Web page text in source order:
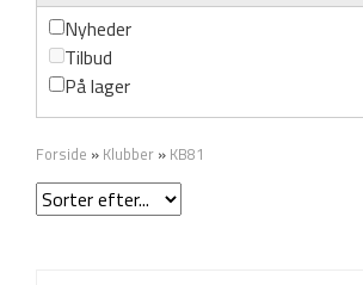
Nyheder
Tilbud
På lager
Forside » Klubber » KB81